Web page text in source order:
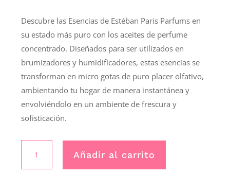
Descubre las Esencias de Estéban Paris Parfums en
su estado más puro con los aceites de perfume
concentrado. Diseñados para ser utilizados en
brumizadores y humidificadores, estas esencias se
transforman en micro gotas de puro placer olfativo,
ambientando tu hogar de manera instantánea y
envolviéndolo en un ambiente de frescura y
sofisticación.
PERFUME
Añadir al carrito